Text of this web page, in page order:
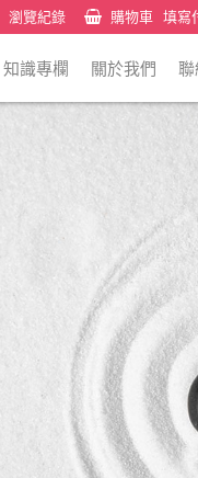
瀏覽紀錄 購物車 填寫
知識專欄 關於我們